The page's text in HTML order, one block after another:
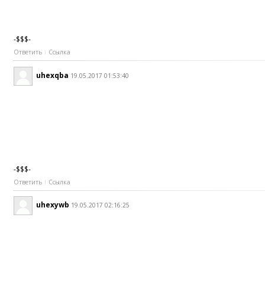
-$$$-
Ответить Ссылка
uhexqba 19.05.2017 01:53:40
-$$$-
Ответить Ссылка
uhexywb 19.05.2017 02:16:25